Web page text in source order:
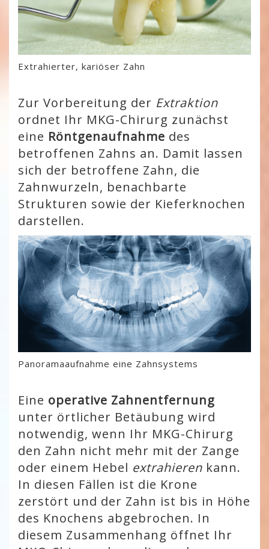
Extrahierter, kariöser Zahn
Zur Vorbereitung der Extraktion
ordnet Ihr MKG-Chirurg zunächst
eine Röntgenaufnahme des
betroffenen Zahns an. Damit lassen
sich der betroffene Zahn, die
Zahnwurzeln, benachbarte
Strukturen sowie der Kieferknochen
darstellen.
Panoramaaufnahme eine Zahnsystems
Eine operative Zahnentfernung
unter örtlicher Betäubung wird
notwendig, wenn Ihr MKG-Chirurg
den Zahn nicht mehr mit der Zange
oder einem Hebel extrahieren kann.
In diesen Fällen ist die Krone
zerstört und der Zahn ist bis in Höhe
des Knochens abgebrochen. In
diesem Zusammenhang öffnet Ihr